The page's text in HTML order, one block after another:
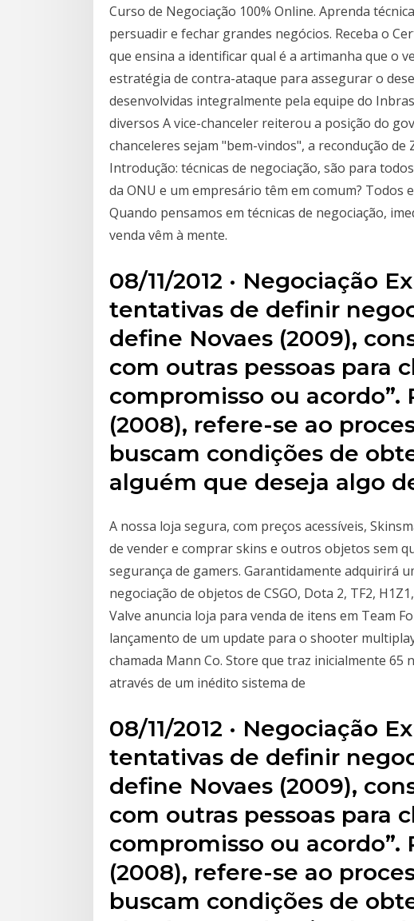
Curso de Negociação 100% Online. Aprenda
persuadir e fechar grandes negócios. Receba o
que ensina a identificar qual é a artimanha que o
estratégia de contra-ataque para assegurar o
desenvolvidas integralmente pela equipe do
diversos A vice-chanceler reiterou a posição do
chanceleres sejam "bem-vindos", a recondução de
Introdução: técnicas de negociação, são para
da ONU e um empresário têm em comum? Todos
Quando pensamos em técnicas de negociação,
venda vêm à mente.
08/11/2012 · Negociação
tentativas de definir
define Novaes (2009),
com outras pessoas para
compromisso ou acordo”.
(2008), refere-se ao
buscam condições de
alguém que deseja algo
A nossa loja segura, com preços acessíveis,
de vender e comprar skins e outros objetos sem
segurança de gamers. Garantidamente adquirirá
negociação de objetos de CSGO, Dota 2, TF2,
Valve anuncia loja para venda de itens em Team
lançamento de um update para o shooter
chamada Mann Co. Store que traz inicialmente
através de um inédito sistema de
08/11/2012 · Negociação
tentativas de definir
define Novaes (2009),
com outras pessoas para
compromisso ou acordo”.
(2008), refere-se ao
buscam condições de